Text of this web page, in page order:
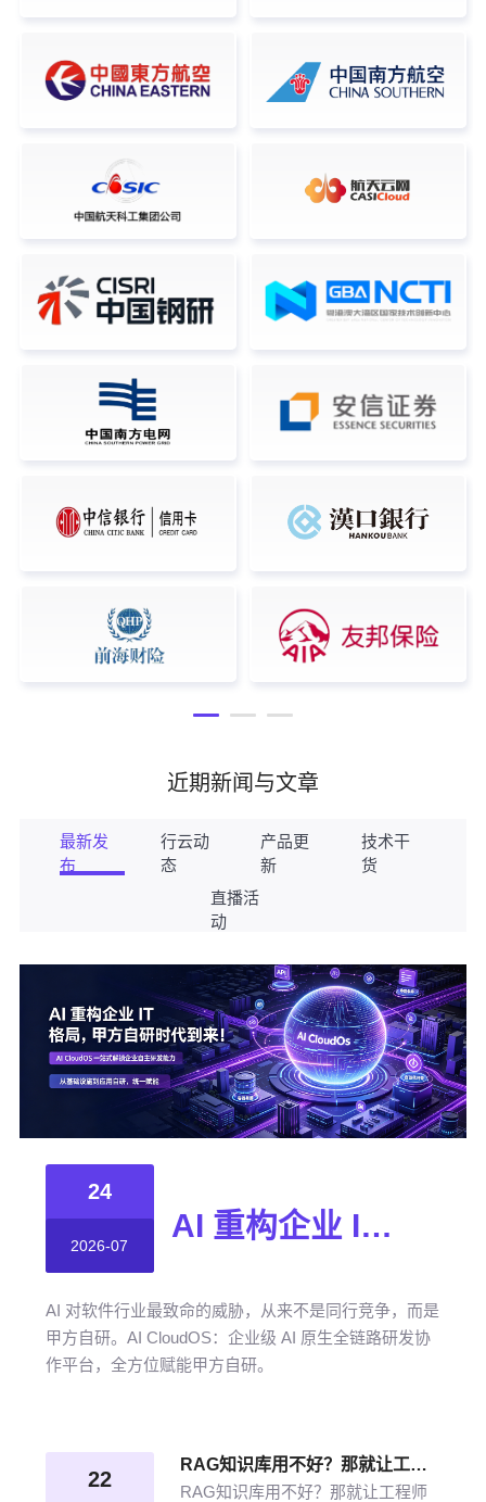
近期新闻与文章
最新发
布
行云动
态
产品更
新
技术干
货
直播活
动
24
2026-07
AI 重构企业 IT 格局，甲方自研时代到来！
AI 对软件行业最致命的威胁，从来不是同行竞争，而是
甲方自研。AI CloudOS：企业级 AI 原生全链路研发协
作平台，全方位赋能甲方自研。
22
RAG知识库用不好？那就让工程师自己快速构建知识图谱
RAG知识库用不好？那就让工程师